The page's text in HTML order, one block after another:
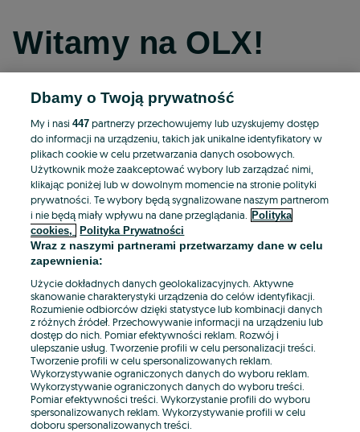
Witamy na OLX!
Kontynuuj przez Facebooka
Kontynuuj przez konto Apple
Kontynuuj przez konto Google
LUB
E-mail
Hasło
Dbamy o Twoją prywatność
My i nasi447 partnerzy przechowujemy lub uzyskujemy dostęp
do informacji na urządzeniu, takich jak unikalne identyfikatory w
plikach cookie w celu przetwarzania danych osobowych.
Użytkownik może zaakceptować wybory lub zarządzać nimi,
klikając poniżej lub w dowolnym momencie na stronie polityki
prywatności. Te wybory będą sygnalizowane naszym partnerom
i nie będą miały wpływu na dane przeglądania.
Polityka
cookies,
Polityka Prywatności
Wraz z naszymi partnerami przetwarzamy dane w celu
zapewnienia:
Użycie dokładnych danych geolokalizacyjnych. Aktywne
skanowanie charakterystyki urządzenia do celów identyfikacji.
Rozumienie odbiorców dzięki statystyce lub kombinacji danych
z różnych źródeł. Przechowywanie informacji na urządzeniu lub
dostęp do nich. Pomiar efektywności reklam. Rozwój i
ulepszanie usług. Tworzenie profili w celu personalizacji treści.
Tworzenie profili w celu spersonalizowanych reklam.
Wykorzystywanie ograniczonych danych do wyboru reklam.
Wykorzystywanie ograniczonych danych do wyboru treści.
Pomiar efektywności treści. Wykorzystanie profili do wyboru
spersonalizowanych reklam. Wykorzystywanie profili w celu
doboru spersonalizowanych treści.